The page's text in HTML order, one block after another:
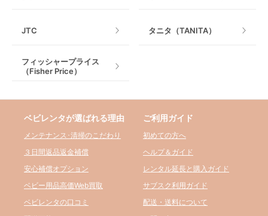
JTC タニタ（TANITA）
フィッシャープライス
（Fisher Price）
ベビレンタが選ばれる理由
メンテナンス･清掃のこだわり
３日間返品返金補償
安心補償オプション
ベビー用品高価Web買取
ベビレンタの口コミ
ご利用ガイド
初めての方へ
ヘルプ＆ガイド
レンタル延長と購入ガイド
サブスク利用ガイド
配送・送料について